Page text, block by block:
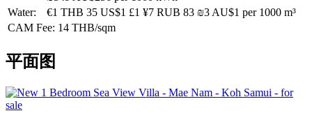
Water:
€1 THB 35 US$1 £1 ¥7 RUB 83 ₪3AU$1 per 1000 m³
CAM Fee: 14 THB/sqm
平面图